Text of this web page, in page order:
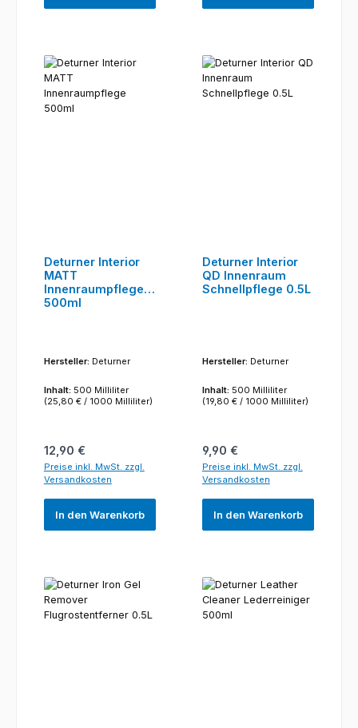
Deturner Interior
MATT
Innenraumpflege
500ml
Hersteller: Deturner
Inhalt: 500 Milliliter
(25,80 € / 1000 Milliliter)
Regulärer Preis:
12,90 €
Preise inkl. MwSt. zzgl.
Versandkosten
In den Warenkorb
Deturner Interior
QD Innenraum
Schnellpflege 0.5L
Hersteller: Deturner
Inhalt: 500 Milliliter
(19,80 € / 1000 Milliliter)
Regulärer Preis:
9,90 €
Preise inkl. MwSt. zzgl.
Versandkosten
In den Warenkorb